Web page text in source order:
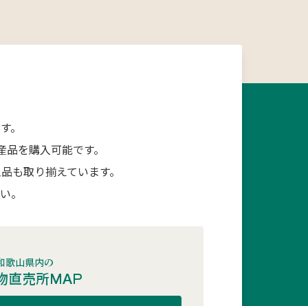
。
を購入可能です。
取り揃えています。
。
歌山県内の
直売所MAP